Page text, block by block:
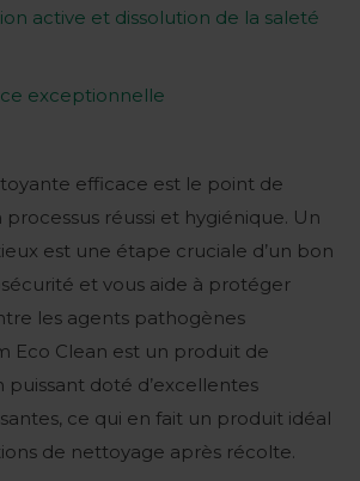
active et dissolution de la saleté
exceptionnelle
efficace est le point de
processus réussi et hygiénique. Un
est une étape cruciale d’un bon
et vous aide à protéger
les agents pathogènes
Eco Clean est un produit de
puissant doté d’excellentes
ce qui en fait un produit idéal
de nettoyage après récolte.